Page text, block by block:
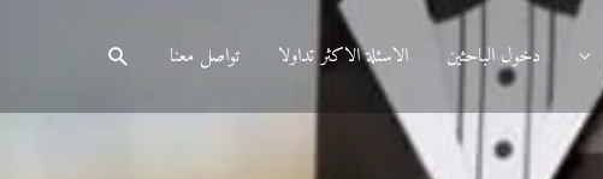
دخول الباحثين الاسئلة الاكثر تداولا تواصل معنا البحث